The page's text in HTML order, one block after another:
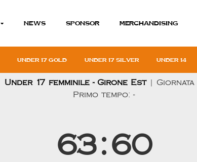
News Sponsor MERCHANDISING
Under 17 gold Under 17 silver Under 14
Under 17 femminile - Girone Est
| Giornata
Primo tempo: -
63 : 60